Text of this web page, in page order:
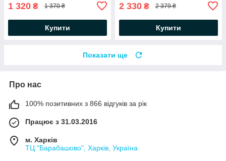
1 320 ₴ 1 370 ₴
Купити
2 330 ₴ 2 379 ₴
Купити
Показати ще
Про нас
100% позитивних з 866 відгуків за рік
Працює з 31.03.2016
м. Харків
ТЦ "Барабашово", Харків, Україна